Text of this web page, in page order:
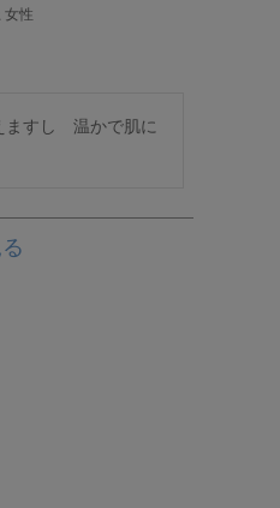
女性
すし　温かで肌に